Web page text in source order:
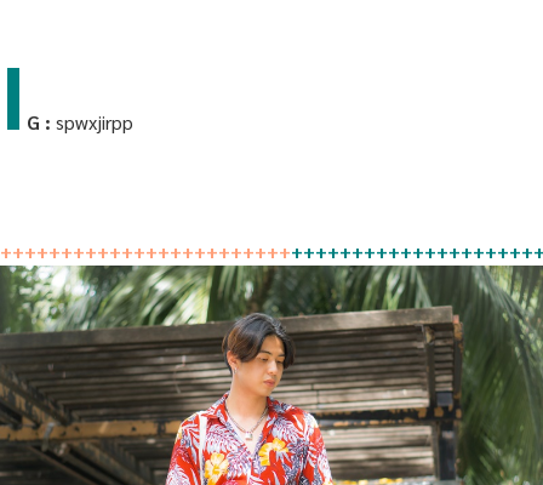
I G : spwxjirpp
++++++++++++++++++++++++